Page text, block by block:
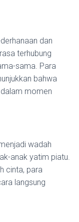
dan
terhubung
sama. Para
bahwa
momen
wadah
anak yatim piatu.
cinta, para
langsung